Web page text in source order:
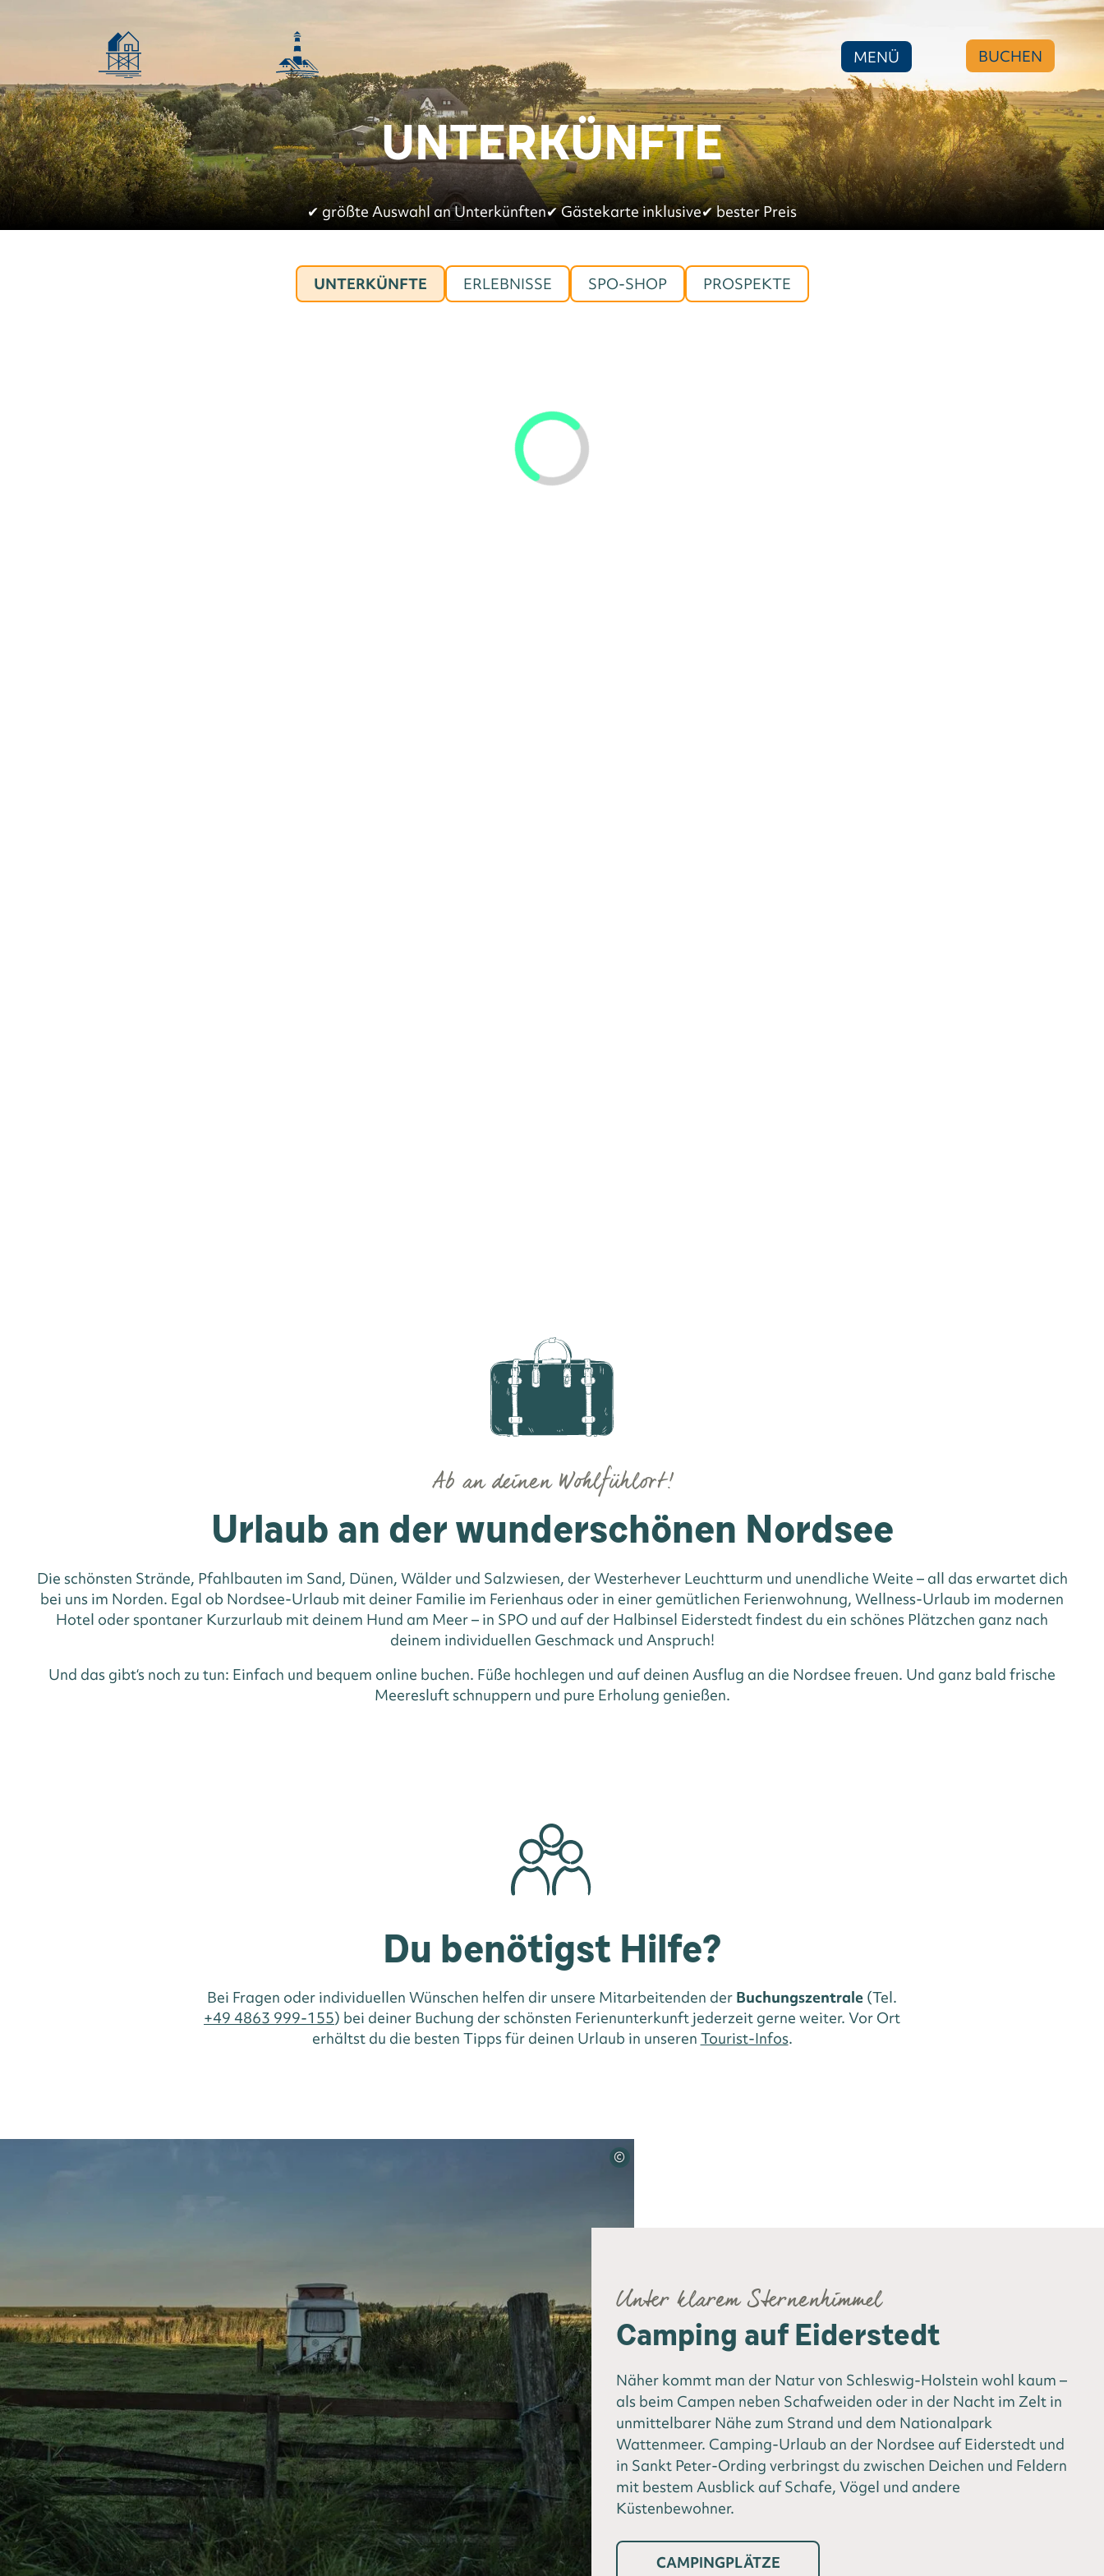
MENÜ BUCHEN
UNTERKÜNFTE
✔︎ größte Auswahl an Unterkünften✔︎Gästekarte inklusive✔︎bester Preis
UNTERKÜNFTE ERLEBNISSE SPO-SHOP PROSPEKTE
Urlaub an der wunderschönen Nordsee
Ab an deinen Wohlfühlort!
Die schönsten Strände, Pfahlbauten im Sand, Dünen, Wälder und Salzwiesen, der Westerhever Leuchtturm und unendliche Weite – all das erwartet dich
bei uns im Norden. Egal ob Nordsee-Urlaub mit deiner Familie im Ferienhaus oder in einer gemütlichen Ferienwohnung, Wellness-Urlaub im modernen
Hotel oder spontaner Kurzurlaub mit deinem Hund am Meer – in SPO und auf der Halbinsel Eiderstedt findest du ein schönes Plätzchen ganz nach
deinem individuellen Geschmack und Anspruch!
Und das gibt‘s noch zu tun: Einfach und bequem online buchen. Füße hochlegen und auf deinen Ausflug an die Nordsee freuen. Und ganz bald frische
Meeresluft schnuppern und pure Erholung genießen.
Du benötigst Hilfe?
Bei Fragen oder individuellen Wünschen helfen dir unsere Mitarbeitenden der Buchungszentrale (Tel.
+49 4863 999-155) bei deiner Buchung der schönsten Ferienunterkunft jederzeit gerne weiter. Vor Ort
erhältst du die besten Tipps für deinen Urlaub in unseren Tourist-Infos.
©
Unter klarem Sternenhimmel
Camping auf Eiderstedt
Näher kommt man der Natur von Schleswig-Holstein wohl kaum –
als beim Campen neben Schafweiden oder in der Nacht im Zelt in
unmittelbarer Nähe zum Strand und dem Nationalpark
Wattenmeer. Camping-Urlaub an der Nordsee auf Eiderstedt und
in Sankt Peter-Ording verbringst du zwischen Deichen und Feldern
mit bestem Ausblick auf Schafe, Vögel und andere
Küstenbewohner.
CAMPINGPLÄTZE